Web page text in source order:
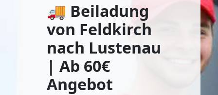
🚚 Beiladung
von Feldkirch
nach Lustenau
| Ab 60€
Angebot